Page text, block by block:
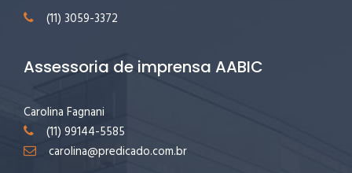
(11) 3059-3372
Assessoria de imprensa AABIC
Carolina Fagnani
(11) 99144-5585
carolina@predicado.com.br